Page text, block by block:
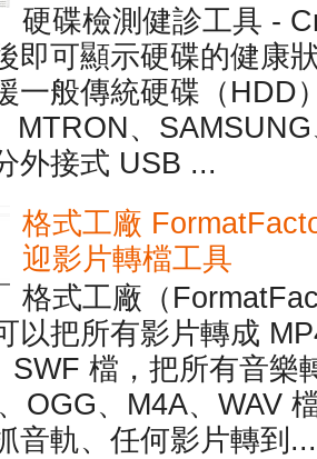
硬碟檢測健診工具 -
即可顯示硬碟的健康
一般傳統硬碟（HDD
MTRON、
外接式 USB ...
格式工廠
迎影片轉檔工具
格式工廠（
以把所有影片轉成
SWF 檔，把所有音樂
OGG、M4A、WAV
音軌、任何影片轉到...